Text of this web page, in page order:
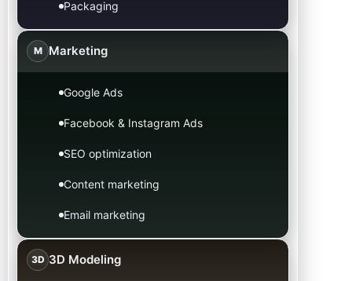
Packaging
M Marketing
Google Ads
Facebook & Instagram Ads
SEO optimization
Content marketing
Email marketing
3D 3D Modeling